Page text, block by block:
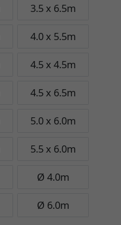
3.5 x 6.5m
4.0 x 5.5m
4.5 x 4.5m
4.5 x 6.5m
5.0 x 6.0m
5.5 x 6.0m
Ø 4.0m
Ø 6.0m